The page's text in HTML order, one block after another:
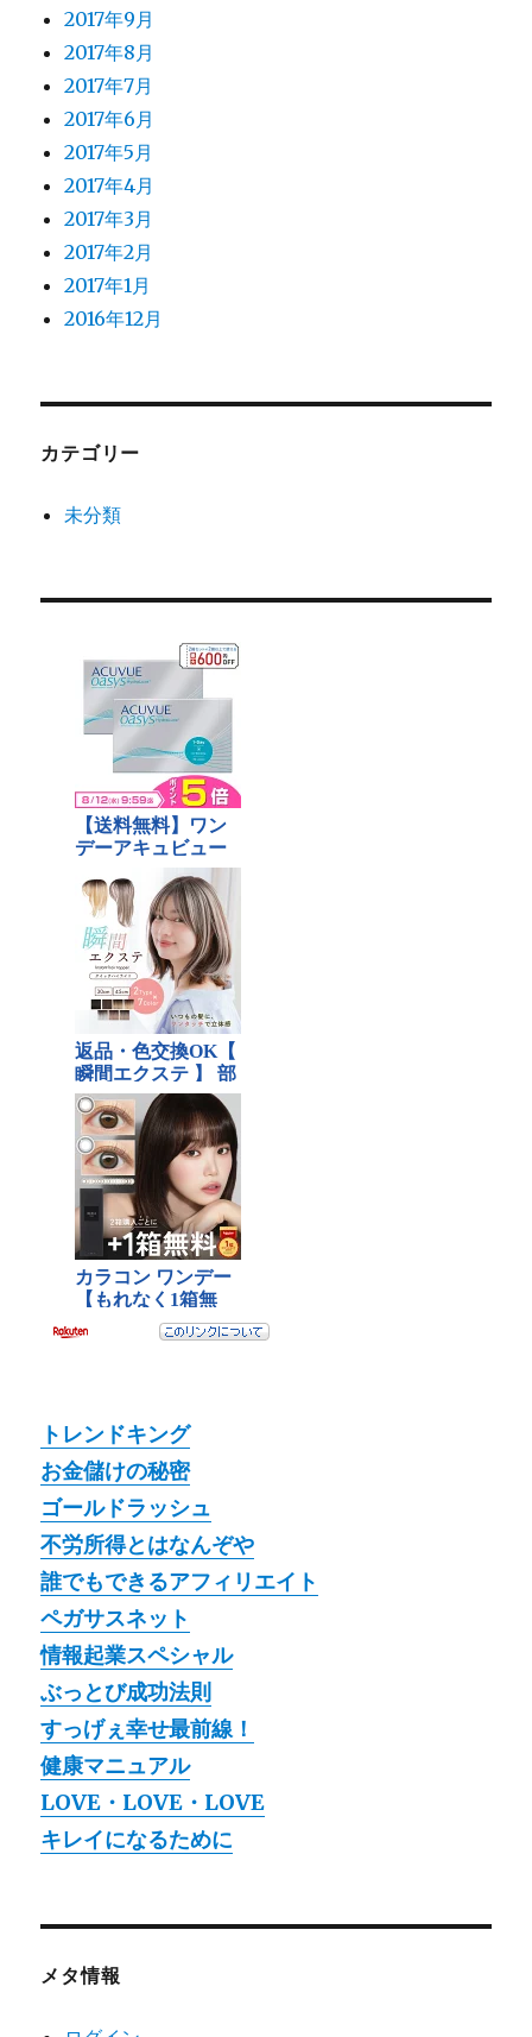
2017年9月
2017年8月
2017年7月
2017年6月
2017年5月
2017年4月
2017年3月
2017年2月
2017年1月
2016年12月
カテゴリー
未分類
トレンドキング
お金儲けの秘密
ゴールドラッシュ
不労所得とはなんぞや
誰でもできるアフィリエイト
ペガサスネット
情報起業スペシャル
ぶっとび成功法則
すっげぇ幸せ最前線！
健康マニュアル
LOVE・LOVE・LOVE
キレイになるために
メタ情報